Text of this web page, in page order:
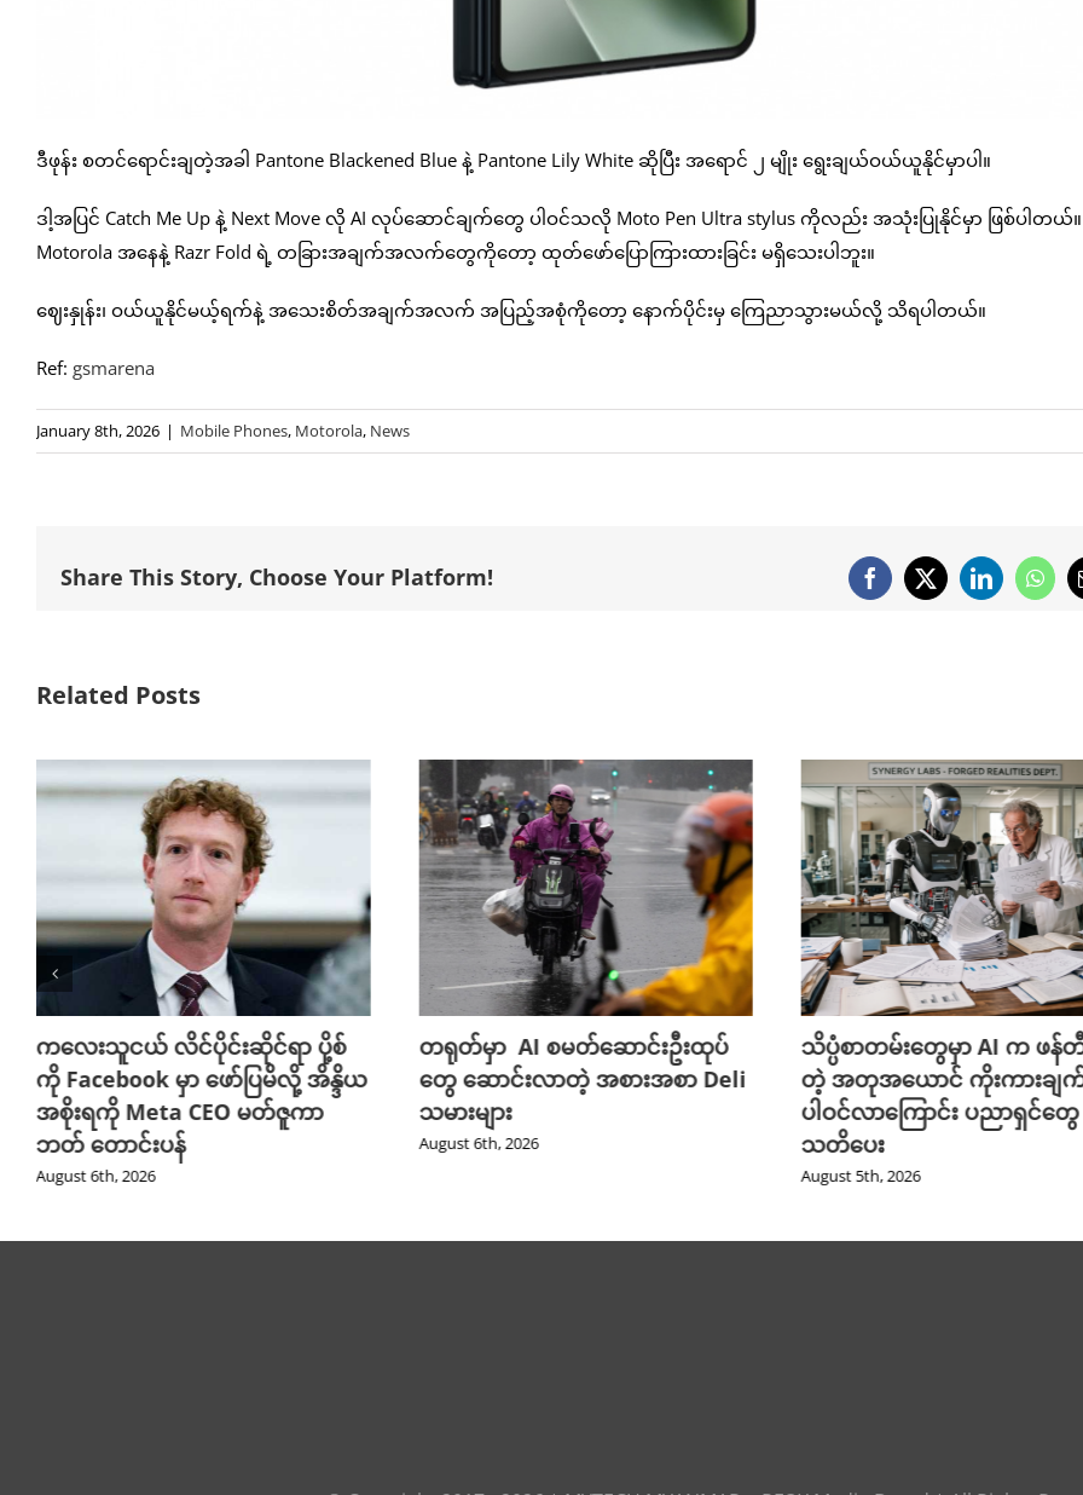
ဒီဖုန်း စတင်ရောင်းချတဲ့အခါ Pantone Blackened Blue နဲ့ Pantone Lily White ဆိုပြီး အရောင် ၂ မျိုး ရွေးချယ်ဝယ်ယူနိုင်မှာပါ။
ဒါ့အပြင် Catch Me Up နဲ့ Next Move လို AI လုပ်ဆောင်ချက်တွေ ပါဝင်သလို Moto Pen Ultra stylus ကိုလည်း အသုံးပြုနိုင်မှာ ဖြစ်ပါတယ်။
Motorola အနေနဲ့ Razr Fold ရဲ့ တခြားအချက်အလက်တွေကိုတော့ ထုတ်ဖော်ပြောကြားထားခြင်း မရှိသေးပါဘူး။
ဈေးနှုန်း၊ ဝယ်ယူနိုင်မယ့်ရက်နဲ့ အသေးစိတ်အချက်အလက် အပြည့်အစုံကိုတော့ နောက်ပိုင်းမှ ကြေညာသွားမယ်လို့ သိရပါတယ်။
Ref: gsmarena
January 8th, 2026 | Mobile Phones, Motorola, News
Share This Story, Choose Your Platform! Facebook
X LinkedIn
Related Posts
ကလေးသူငယ် လိင်ပိုင်းဆိုင်ရာ ပို့စ်
ကို Facebook မှာ ဖော်ပြမိလို့ အိန္ဒိယ
အစိုးရကို Meta CEO မတ်ဇူကာ
ဘတ် တောင်းပန်
August 6th, 2026
တရုတ်မှာ AI စမတ်ဆောင်းဦးထုပ်
တွေ ဆောင်းလာတဲ့ အစားအစာ Deli
သမားများ
August 6th, 2026
သိပ္ပံစာတမ်းတွေမှာ AI က ဖန်
တဲ့ အတုအယောင် ကိုးကားချ
ပါဝင်လာကြောင်း ပညာရှင်တွေ
သတိပေး
August 5th, 2026